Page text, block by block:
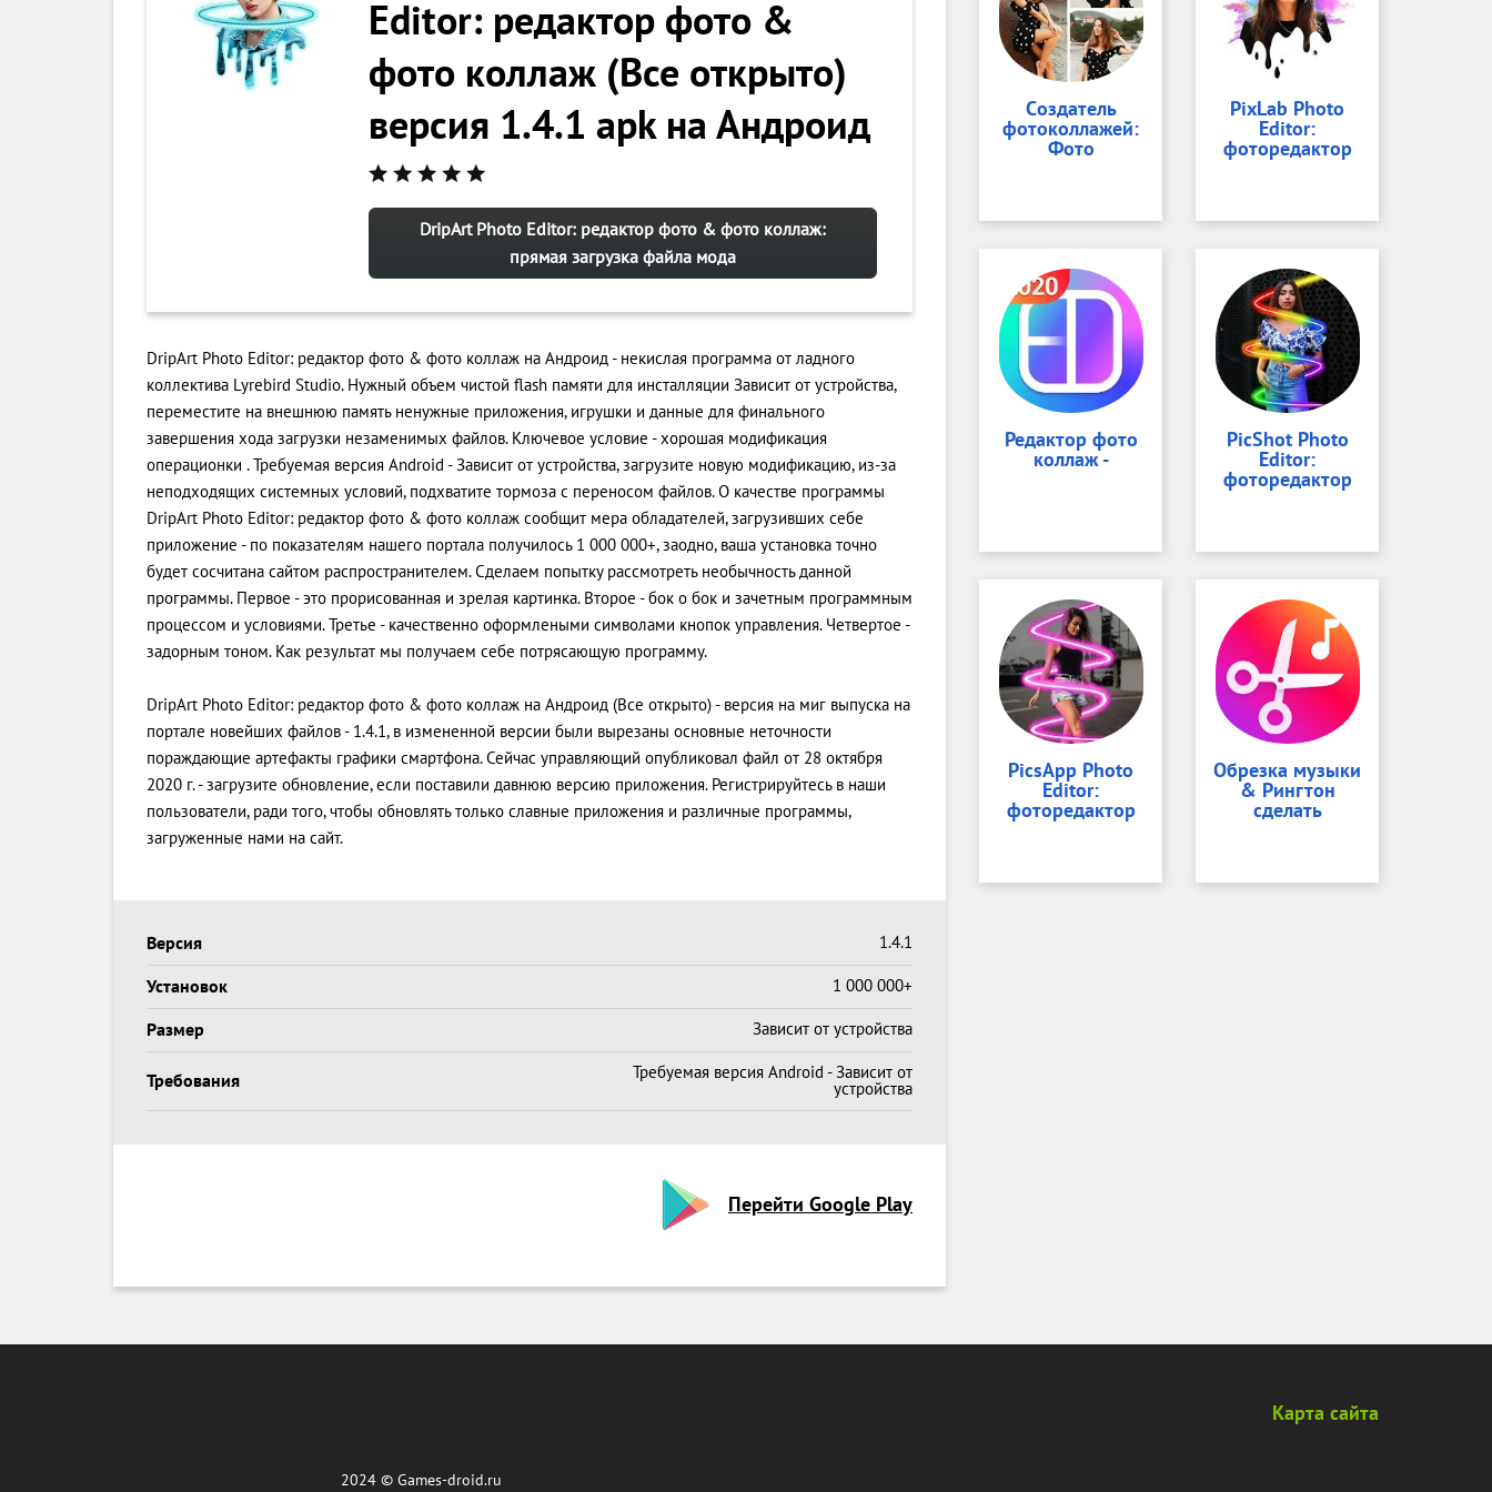
Editor: редактор фото &
фото коллаж (Все открыто)
версия 1.4.1 apk на Андроид
DripArt Photo Editor: редактор фото & фото коллаж:
прямая загрузка файла мода
DripArt Photo Editor: редактор фото & фото коллаж на Андроид - некислая программа от ладного
коллектива Lyrebird Studio. Нужный объем чистой flash памяти для инсталляции Зависит от устройства,
переместите на внешнюю память ненужные приложения, игрушки и данные для финального
завершения хода загрузки незаменимых файлов. Ключевое условие - хорошая модификация
операционки . Требуемая версия Android - Зависит от устройства, загрузите новую модификацию, из-за
неподходящих системных условий, подхватите тормоза с переносом файлов. О качестве программы
DripArt Photo Editor: редактор фото & фото коллаж сообщит мера обладателей, загрузивших себе
приложение - по показателям нашего портала получилось 1 000 000+, заодно, ваша установка точно
будет сосчитана сайтом распространителем. Сделаем попытку рассмотреть необычность данной
программы. Первое - это прорисованная и зрелая картинка. Второе - бок о бок и зачетным программным
процессом и условиями. Третье - качественно оформлеными символами кнопок управления. Четвертое -
задорным тоном. Как результат мы получаем себе потрясающую программу.
DripArt Photo Editor: редактор фото & фото коллаж на Андроид (Все открыто) - версия на миг выпуска на
портале новейших файлов - 1.4.1, в измененной версии были вырезаны основные неточности
пораждающие артефакты графики смартфона. Сейчас управляющий опубликовал файл от 28 октября
2020 г. - загрузите обновление, если поставили давнюю версию приложения. Регистрируйтесь в наши
пользователи, ради того, чтобы обновлять только славные приложения и различные программы,
загруженные нами на сайт.
Версия 1.4.1
Установок 1 000 000+
Размер Зависит от устройства
Требования Требуемая версия Android - Зависит от
устройства
Перейти Google Play
Cоздатель
фотоколлажей:
Фото
PixLab Photo
Editor:
фоторедактор
Редактор фото
коллаж -
PicShot Photo
Editor:
фоторедактор
PicsApp Photo
Editor:
фоторедактор
Обрезка музыки
& Рингтон
сделать
Карта сайта
2024 © Games-droid.ru